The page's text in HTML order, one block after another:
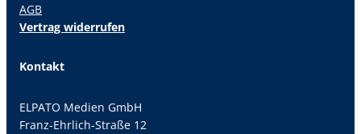
AGB
Vertrag widerrufen
Kontakt
ELPATO Medien GmbH
Franz-Ehrlich-Straße 12